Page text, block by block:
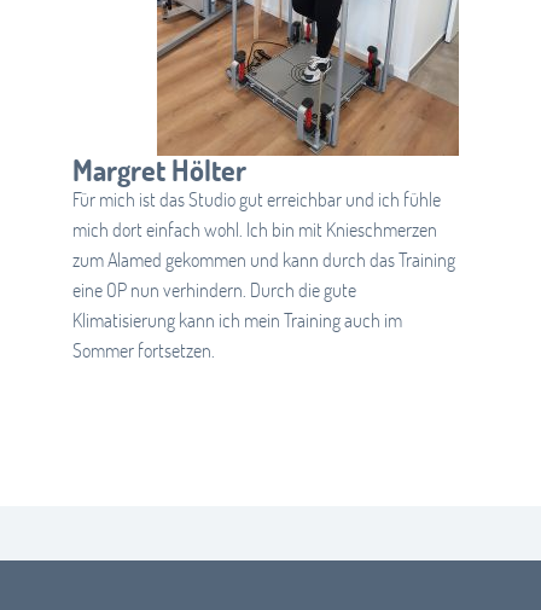
Margret Hölter
Für mich ist das Studio gut erreichbar und ich fühle
mich dort einfach wohl. Ich bin mit Knieschmerzen
zum Alamed gekommen und kann durch das Training
eine OP nun verhindern. Durch die gute
Klimatisierung kann ich mein Training auch im
Sommer fortsetzen.